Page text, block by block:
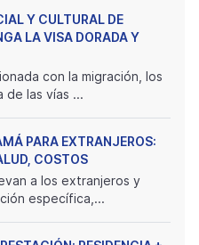
Y CULTURAL DE
LA VISA DORADA Y
con la migración, los
de las vías ...
PARA EXTRANJEROS:
COSTOS
a los extranjeros y
específica,...